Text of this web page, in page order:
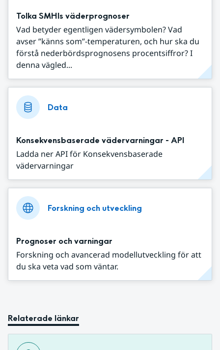
Tolka SMHIs väderprognoser
Vad betyder egentligen vädersymbolen? Vad
avser ”känns som”-temperaturen, och hur ska du
förstå nederbördsprognosens procentsiffror? I
denna vägled...
Data
Konsekvensbaserade vädervarningar - API
Ladda ner API för Konsekvensbaserade
vädervarningar
Forskning och utveckling
Prognoser och varningar
Forskning och avancerad modellutveckling för att
du ska veta vad som väntar.
Relaterade länkar